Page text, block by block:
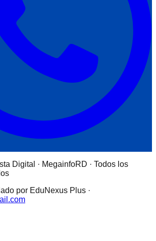
Digital · MegainfoRD · Todos los
por EduNexus Plus ·